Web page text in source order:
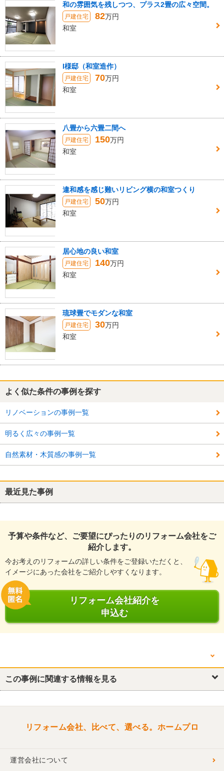
和の雰囲気を残しつつ、プラス2畳の広々空間。
戸建住宅 82万円
和室
I様邸（和室造作）
戸建住宅 70万円
和室
八畳から六畳二間へ
戸建住宅 150万円
和室
違和感を感じ難いリビング横の和室つくり
戸建住宅 50万円
和室
居心地の良い和室
戸建住宅 140万円
和室
琉球畳でモダンな和室
戸建住宅 30万円
和室
よく似た条件の事例を探す
リノベーションの事例一覧
明るく広々の事例一覧
自然素材・木質感の事例一覧
最近見た事例
予算や条件など、ご要望にぴったりのリフォーム会社をご
紹介します。
今お考えのリフォームの詳しい条件をご登録いただくと、
イメージにあった会社をご紹介しやすくなります。
リフォーム会社紹介を
申込む
他の箇所を見る
リフォーム概要 リビング その他
この事例に関連する情報を見る
リフォーム会社、比べて、選べる。ホームプロ
運営会社について